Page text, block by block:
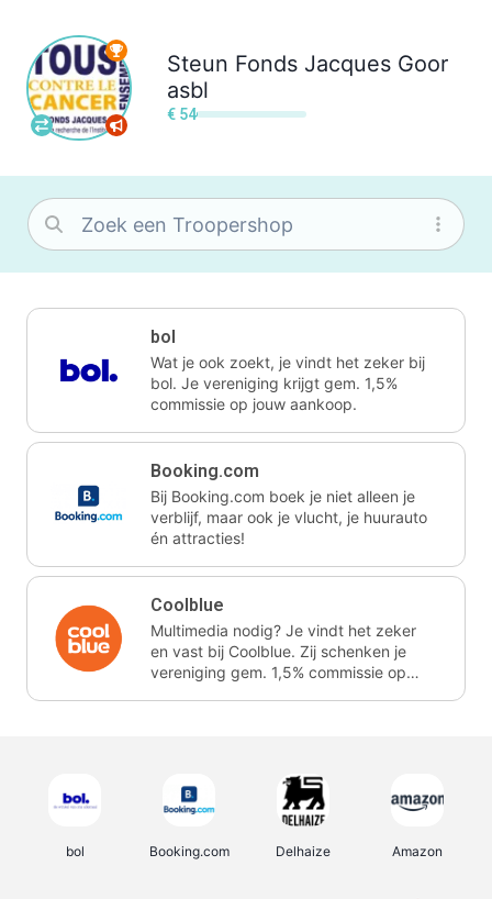
Steun Fonds Jacques Goor
asbl
€ 54
bol
Wat je ook zoekt, je vindt het zeker bij
bol. Je vereniging krijgt gem. 1,5%
commissie op jouw aankoop.
Booking.com
Bij Booking.com boek je niet alleen je
verblijf, maar ook je vlucht, je huurauto
én attracties!
Coolblue
Multimedia nodig? Je vindt het zeker
en vast bij Coolblue. Zij schenken je
vereniging gem. 1,5% commissie op
bol Booking.com Delhaize Amazon